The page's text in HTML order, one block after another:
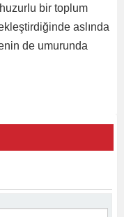
bir toplum
aslında
de umurunda